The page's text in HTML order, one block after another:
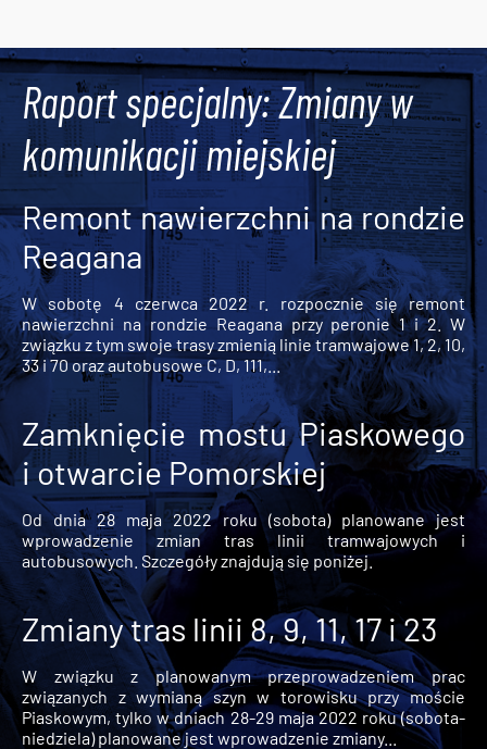
Raport specjalny: Zmiany w
komunikacji miejskiej
Remont nawierzchni na rondzie
Reagana
W sobotę 4 czerwca 2022 r. rozpocznie się remont
nawierzchni na rondzie Reagana przy peronie 1 i 2. W
związku z tym swoje trasy zmienią linie tramwajowe 1, 2, 10,
33 i 70 oraz autobusowe C, D, 111,...
Zamknięcie mostu Piaskowego
i otwarcie Pomorskiej
Od dnia 28 maja 2022 roku (sobota) planowane jest
wprowadzenie zmian tras linii tramwajowych i
autobusowych. Szczegóły znajdują się poniżej.
Zmiany tras linii 8, 9, 11, 17 i 23
W związku z planowanym przeprowadzeniem prac
związanych z wymianą szyn w torowisku przy moście
Piaskowym, tylko w dniach 28-29 maja 2022 roku (sobota-
niedziela) planowane jest wprowadzenie zmiany...